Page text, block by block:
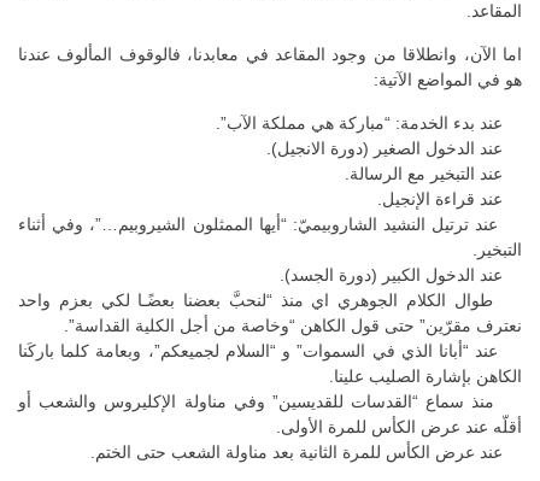
المقاعد.
اما الآن، وانطلاقا من وجود المقاعد في معابدنا، فالوقوف المألوف عندنا
هو في المواضع الآتية:
عند بدء الخدمة: “مباركة هي مملكة الآب”.
عند الدخول الصغير (دورة الانجيل).
عند التبخير مع الرسالة.
عند قراءة الإنجيل.
عند ترتيل النشيد الشاروبيميّ: “أيها الممثلون الشيروبيم…”، وفي أثناء
التبخير.
عند الدخول الكبير (دورة الجسد).
طوال الكلام الجوهري اي منذ “لنحبَّ بعضنا بعضًـا لكي بعزم واحد
نعترف مقرّين” حتى قول الكاهن “وخاصة من أجل الكلية القداسة”.
عند “أبانا الذي في السموات” و “السلام لجميعكم”، وبعامة كلما باركَنا
الكاهن بإشارة الصليب علينا.
منذ سماع “القدسات للقديسين” وفي مناولة الإكليروس والشعب أو
أقلّه عند عرض الكأس للمرة الأولى.
عند عرض الكأس للمرة الثانية بعد مناولة الشعب حتى الختم.